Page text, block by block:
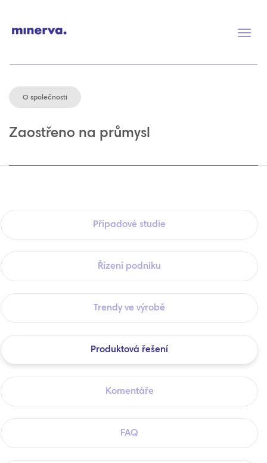
O společnosti
Zaostřeno na průmysl
Případové studie
Řízení podniku
Trendy ve výrobě
Produktová řešení
Komentáře
FAQ